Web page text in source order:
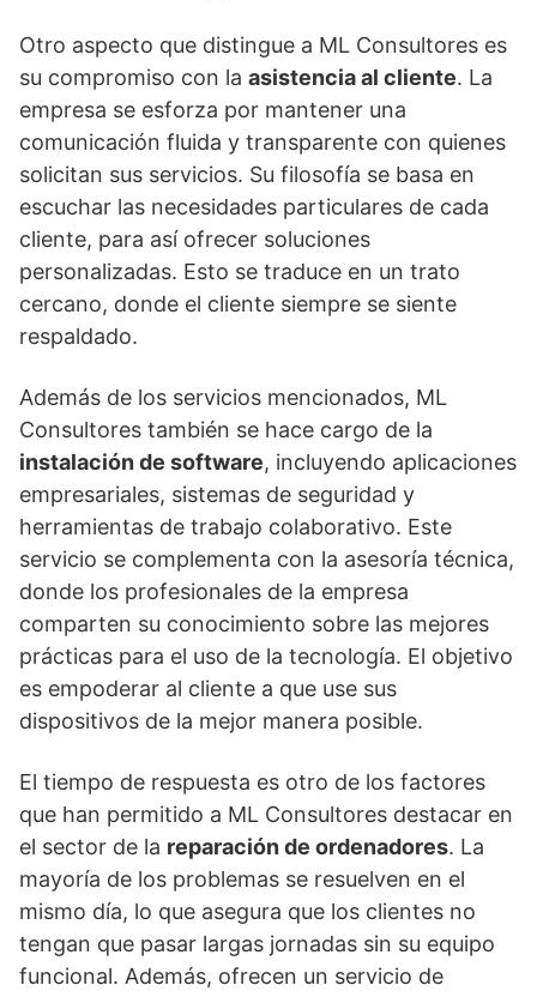
Otro aspecto que distingue a ML Consultores es
su compromiso con la asistencia al cliente. La
empresa se esforza por mantener una
comunicación fluida y transparente con quienes
solicitan sus servicios. Su filosofía se basa en
escuchar las necesidades particulares de cada
cliente, para así ofrecer soluciones
personalizadas. Esto se traduce en un trato
cercano, donde el cliente siempre se siente
respaldado.
Además de los servicios mencionados, ML
Consultores también se hace cargo de la
instalación de software, incluyendo aplicaciones
empresariales, sistemas de seguridad y
herramientas de trabajo colaborativo. Este
servicio se complementa con la asesoría técnica,
donde los profesionales de la empresa
comparten su conocimiento sobre las mejores
prácticas para el uso de la tecnología. El objetivo
es empoderar al cliente a que use sus
dispositivos de la mejor manera posible.
El tiempo de respuesta es otro de los factores
que han permitido a ML Consultores destacar en
el sector de la reparación de ordenadores. La
mayoría de los problemas se resuelven en el
mismo día, lo que asegura que los clientes no
tengan que pasar largas jornadas sin su equipo
funcional. Además, ofrecen un servicio de